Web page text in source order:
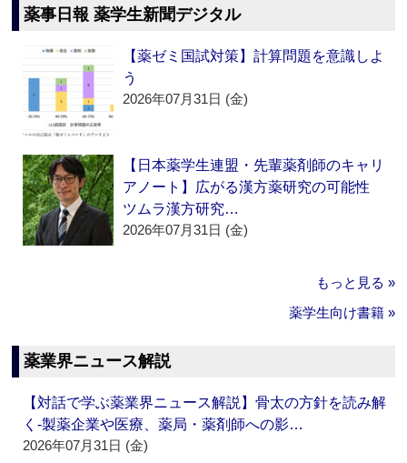
薬事日報 薬学生新聞デジタル
【薬ゼミ国試対策】計算問題を意識しよ
う
2026年07月31日 (金)
【日本薬学生連盟・先輩薬剤師のキャリ
アノート】広がる漢方薬研究の可能性
ツムラ漢方研究…
2026年07月31日 (金)
もっと見る »
薬学生向け書籍 »
薬業界ニュース解説
【対話で学ぶ薬業界ニュース解説】骨太の方針を読み解
く‐製薬企業や医療、薬局・薬剤師への影…
2026年07月31日 (金)